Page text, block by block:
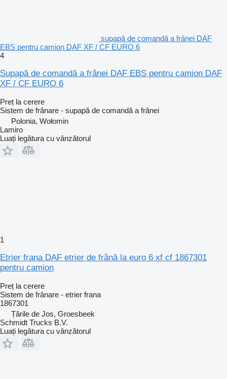
supapă de comandă a frânei DAF
EBS pentru camion DAF XF / CF EURO 6
4
Supapă de comandă a frânei DAF EBS pentru camion DAF
XF / CF EURO 6
Preț la cerere
Sistem de frânare - supapă de comandă a frânei
Polonia, Wołomin
Lamiro
Luați legătura cu vânzătorul
1
Etrier frana DAF etrier de frână la euro 6 xf cf 1867301
pentru camion
Preț la cerere
Sistem de frânare - etrier frana
1867301
Țările de Jos, Groesbeek
Schmidt Trucks B.V.
Luați legătura cu vânzătorul